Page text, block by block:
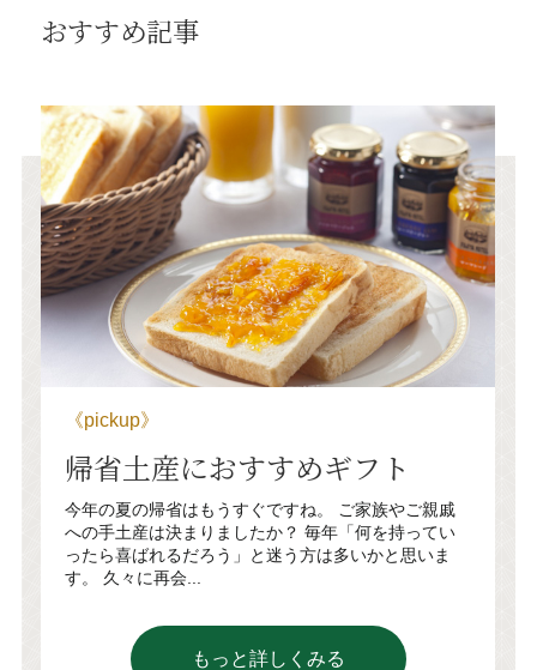
おすすめ記事
《pickup》
帰省土産におすすめギフト
今年の夏の帰省はもうすぐですね。 ご家族やご親戚
への手土産は決まりましたか？ 毎年「何を持ってい
ったら喜ばれるだろう」と迷う方は多いかと思いま
す。 久々に再会...
もっと詳しくみる